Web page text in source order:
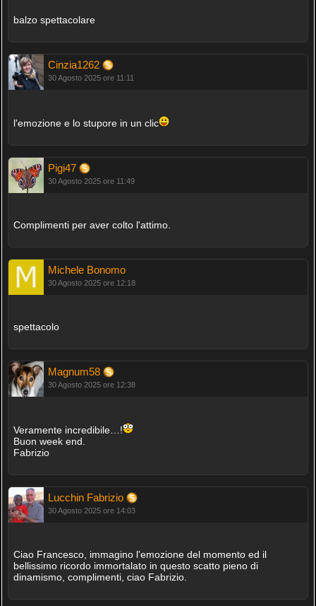
balzo spettacolare
Cinzia1262
30 Agosto 2025 ore 11:11
l'emozione e lo stupore in un clic
Pigi47
30 Agosto 2025 ore 11:49
Complimenti per aver colto l'attimo.
Michele Bonomo
30 Agosto 2025 ore 12:18
spettacolo
Magnum58
30 Agosto 2025 ore 12:38
Veramente incredibile…!
Buon week end.
Fabrizio
Lucchin Fabrizio
30 Agosto 2025 ore 14:03
Ciao Francesco, immagino l'emozione del momento ed il
bellissimo ricordo immortalato in questo scatto pieno di
dinamismo, complimenti, ciao Fabrizio.